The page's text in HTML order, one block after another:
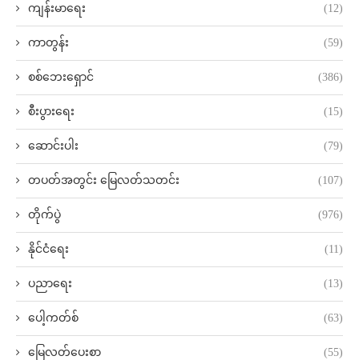
ကျန်းမာရေး (12)
ကာတွန်း (59)
စစ်ဘေးရှောင် (386)
စီးပွားရေး (15)
ဆောင်းပါး (79)
တပတ်အတွင်း မြေလတ်သတင်း (107)
တိုက်ပွဲ (976)
နိုင်ငံရေး (11)
ပညာရေး (13)
ပေါ့ကတ်စ် (63)
မြေလတ်ပေးစာ (55)